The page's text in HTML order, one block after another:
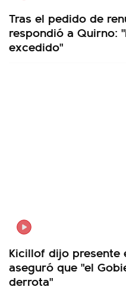
Tras el pedido de
respondió a Quirno:
excedido"
Kicillof dijo presente
aseguró que "el
derrota"